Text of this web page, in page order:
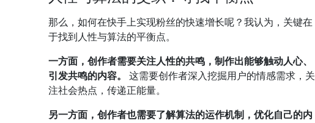
那么，如何在快手上实现粉丝的快速增长呢？我认为，关键在
于找到人性与算法的平衡点。
一方面，创作者需要关注人性的共鸣，制作出能够触动人心、
引发共鸣的内容。
这需要创作者深入挖掘用户的情感需求，关
注社会热点，传递正能量。
另一方面，创作者也需要了解算法的运作机制，优化自己的内